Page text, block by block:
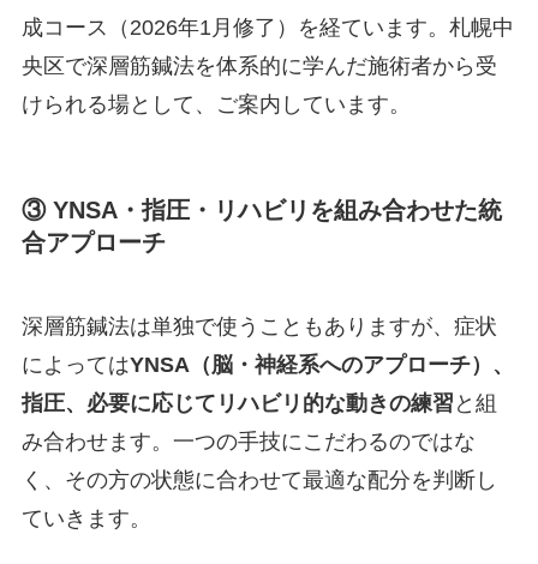
成コース（2026年1月修了）を経ています。札幌中
央区で深層筋鍼法を体系的に学んだ施術者から受
けられる場として、ご案内しています。
③ YNSA・指圧・リハビリを組み合わせた統
合アプローチ
深層筋鍼法は単独で使うこともありますが、症状
によってはYNSA（脳・神経系へのアプローチ）、
指圧、必要に応じてリハビリ的な動きの練習 と組
み合わせます。一つの手技にこだわるのではな
く、その方の状態に合わせて最適な配分を判断し
ていきます。